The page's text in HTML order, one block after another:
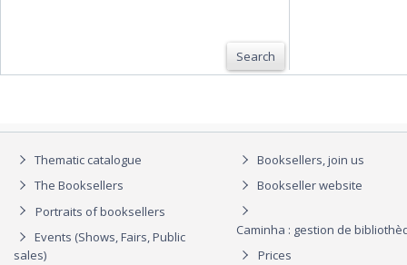
Search
Thematic catalogue
The Booksellers
Portraits of booksellers
Events (Shows, Fairs, Public
sales)
Booksellers, join us
Bookseller website
Caminha : gestion de
Prices